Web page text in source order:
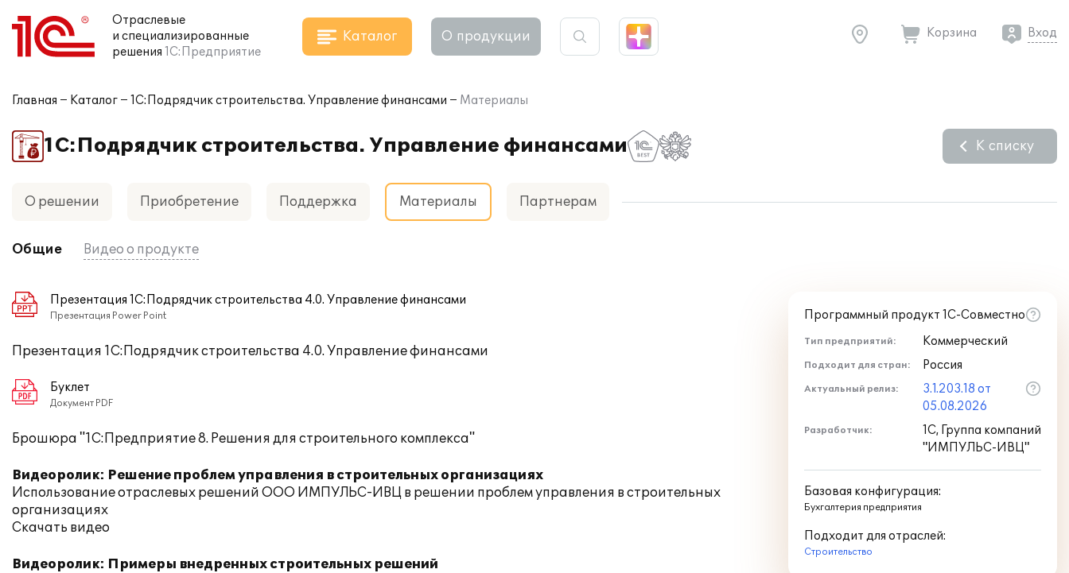
Отраслевые
и специализированные
решения 1С:Предприятие
Каталог О продукции Корзина Вход
Главная Каталог 1С:Подрядчик строительства. Управление финансами Материалы
1С:Подрядчик строительства. Управление финансами К списку
О решении Приобретение Поддержка Материалы Партнерам
Общие Видео о продукте
Презентация 1С:Подрядчик строительства 4.0. Управление финансами
Презентация Power Point
Презентация 1С:Подрядчик строительства 4.0. Управление финансами
Буклет
Документ PDF
Брошюра "1С:Предприятие 8. Решения для строительного комплекса"
Видеоролик: Решение проблем управления в строительных организациях
Использование отраслевых решений ООО ИМПУЛЬС-ИВЦ в решении проблем управления в строительных
организациях
Скачать видео
Видеоролик: Примеры внедренных строительных решений
Программный продукт 1С-Совместно
Тип предприятий: Коммерческий
Подходит для стран: Россия
Актуальный релиз:
3.1.203.18 от
05.08.2026
Разработчик:
1С, Группа компаний
"ИМПУЛЬС-ИВЦ"
Базовая конфигурация:
Бухгалтерия предприятия
Подходит для отраслей:
Строительство